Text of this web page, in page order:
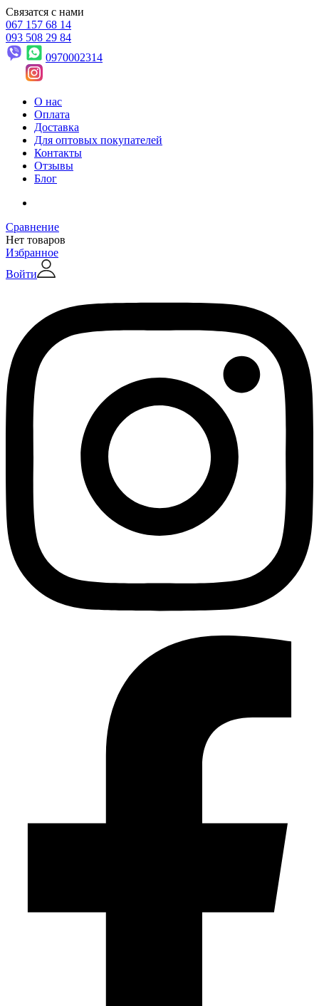
Связатся с нами
067 157 68 14
093 508 29 84
0970002314
О нас
Оплата
Доставка
Для оптовых покупателей
Контакты
Отзывы
Блог
Сравнение
Нет товаров
Избранное
Войти